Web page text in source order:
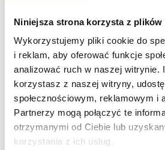
Niniejsza strona korzysta z plików
Wykorzystujemy pliki cookie do
i reklam, aby oferować funkcje
analizować ruch w naszej witrynie.
korzystasz z naszej witryny,
społecznościowym, reklamowym i
Partnerzy mogą połączyć te
otrzymanymi od Ciebie lub
korzystania z ich usług.
every requirement of our customers. It
consists of several elements joined
an appropriate presentation of our
indoors.
SPECIFICATIONS:
Mast height: 507 cm